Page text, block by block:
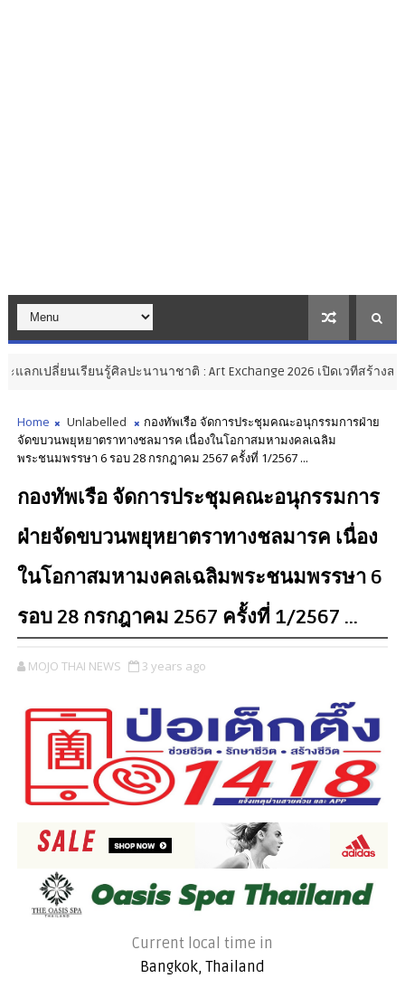
รู้ศิลปะนานาชาติ : Art Exchange 2026 เปิดเวทีสร้างสรรค์ศิลปะไทยสู่
Home Unlabelled
กองทัพเรือ จัดการประชุมคณะอนุกรรมการฝ่าย
จัดขบวนพยุหยาตราทางชลมารค เนื่องในโอกาสมหามงคลเฉลิม
พระชนมพรรษา 6 รอบ 28 กรกฎาคม 2567 ครั้งที่ 1/2567 ...
กองทัพเรือ จัดการประชุมคณะอนุกรรมการ
ฝ่ายจัดขบวนพยุหยาตราทางชลมารค เนื่อง
ในโอกาสมหามงคลเฉลิมพระชนมพรรษา 6
รอบ 28 กรกฎาคม 2567 ครั้งที่ 1/2567 ...
MOJO THAI NEWS 3 years ago
Current local time in
Bangkok, Thailand